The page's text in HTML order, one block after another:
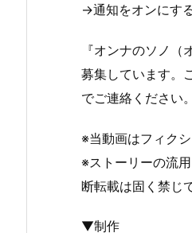
→通知をオンにす
『オンナのソノ
募集しています
でご連絡ください。
※当動画はフィク
※ストーリーの流
断転載は固く禁じ
▼制作